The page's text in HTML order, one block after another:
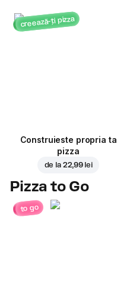
creează-ți pizza
Construieste propria ta
pizza
de la 22,99 lei
Pizza to Go
to go